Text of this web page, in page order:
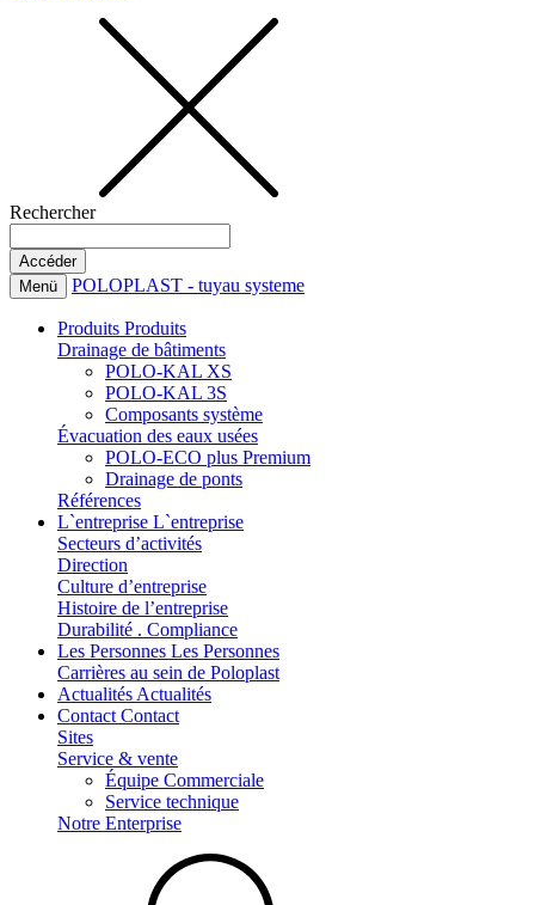
Rechercher
Menü POLOPLAST - tuyau systeme
Produits Produits
Drainage de bâtiments
POLO-KAL XS
POLO-KAL 3S
Composants système
Évacuation des eaux usées
POLO-ECO plus Premium
Drainage de ponts
Références
L`entreprise L`entreprise
Secteurs d’activités
Direction
Culture d’entreprise
Histoire de l’entreprise
Durabilité . Compliance
Les Personnes Les Personnes
Carrières au sein de Poloplast
Actualités Actualités
Contact Contact
Sites
Service & vente
Équipe Commerciale
Service technique
Notre Enterprise